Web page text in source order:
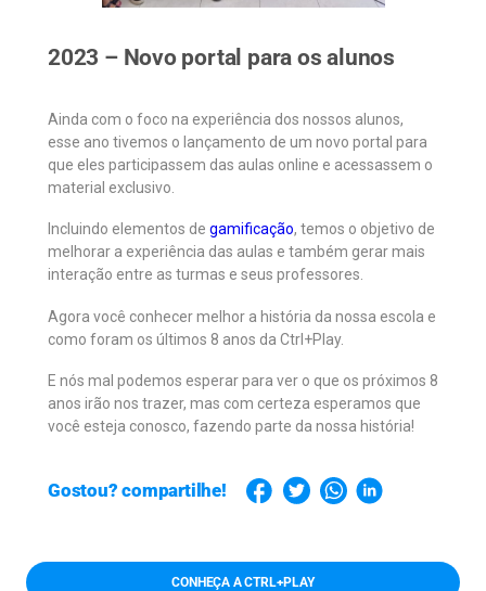
2023 – Novo portal para os alunos
Ainda com o foco na experiência dos nossos alunos,
esse ano tivemos o lançamento de um novo portal para
que eles participassem das aulas online e acessassem o
material exclusivo.
Incluindo elementos de gamificação, temos o objetivo de
melhorar a experiência das aulas e também gerar mais
interação entre as turmas e seus professores.
Agora você conhecer melhor a história da nossa escola e
como foram os últimos 8 anos da Ctrl+Play.
E nós mal podemos esperar para ver o que os próximos 8
anos irão nos trazer, mas com certeza esperamos que
você esteja conosco, fazendo parte da nossa história!
Gostou? compartilhe!
CONHEÇA A CTRL+PLAY